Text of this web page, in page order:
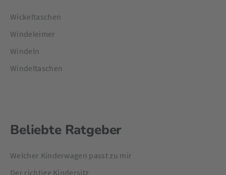
Wickeltaschen
Windeleimer
Windeln
Windeltaschen
Beliebte Ratgeber
Welcher Kinderwagen passt zu mir
Der richtige Kindersitz